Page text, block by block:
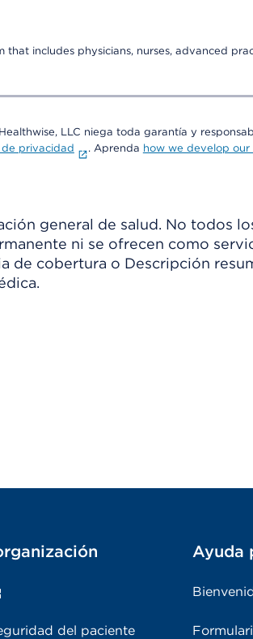
includes physicians, nurses, advanced
LLC niega toda garantía y
de privacidad . Aprenda how we develop our
general de salud. No todos
ni se ofrecen como
de cobertura o Descripción
del paciente
Ayuda